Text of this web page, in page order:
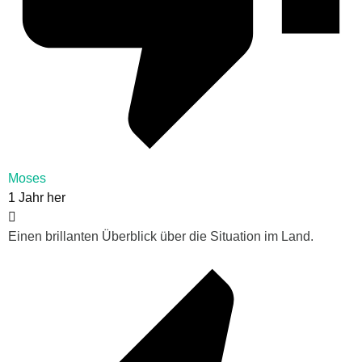
Moses
1 Jahr her
Einen brillanten Überblick über die Situation im Land.